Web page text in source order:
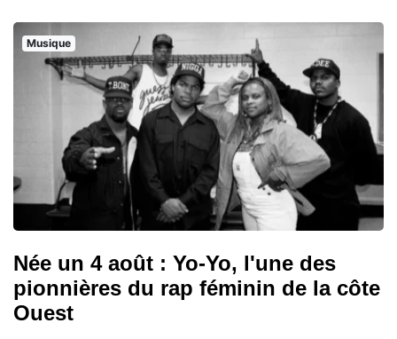
Musique
Née un 4 août : Yo-Yo, l'une des
pionnières du rap féminin de la côte
Ouest